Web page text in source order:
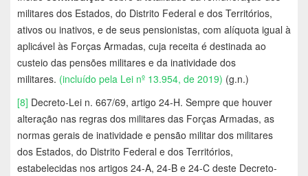
militares dos Estados, do Distrito Federal e dos Territórios,
ativos ou inativos, e de seus pensionistas, com alíquota igual à
aplicável às Forças Armadas, cuja receita é destinada ao
custeio das pensões militares e da inatividade dos
militares. (incluído pela Lei nº 13.954, de 2019) (g.n.)
[8] Decreto-Lei n. 667/69, artigo 24-H. Sempre que houver
alteração nas regras dos militares das Forças Armadas, as
normas gerais de inatividade e pensão militar dos militares
dos Estados, do Distrito Federal e dos Territórios,
estabelecidas nos artigos 24-A, 24-B e 24-C deste Decreto-